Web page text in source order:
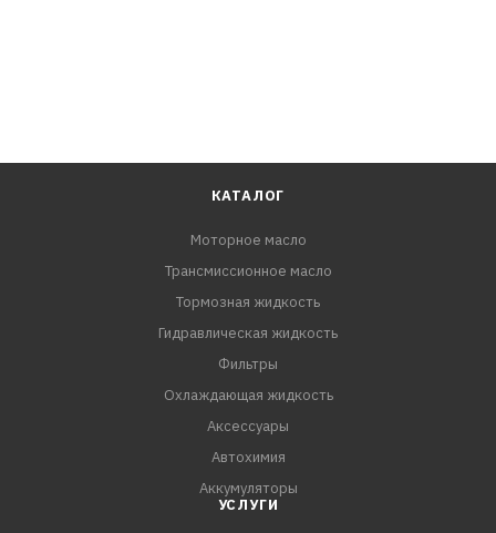
КАТАЛОГ
Моторное масло
Трансмиссионное масло
Тормозная жидкость
Гидравлическая жидкость
Фильтры
Охлаждающая жидкость
Аксессуары
Автохимия
Аккумуляторы
УСЛУГИ